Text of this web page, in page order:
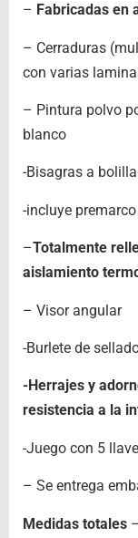
– Fabricadas en
– Cerraduras
con varias
– Pintura polvo
blanco
-Bisagras a
-incluye
–Totalmente
aislamiento
– Visor angular
-Burlete de
-Herrajes y
resistencia a la
-Juego con 5
– Se entrega
Medidas totales